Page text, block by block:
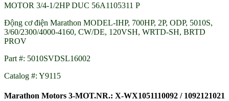
MOTOR 3/4-1/2HP DUC 56A1105311 P
Động cơ điện Marathon MODEL-IHP, 700HP, 2P, ODP, 5010S,
3/60/2300/4000-4160, CW/DE, 120VSH, WRTD-SH, BRTD
PROV
Part #: 5010SVDSL16002
Catalog #: Y9115
Marathon Motors 3-MOT.NR.: X-WX1051110092 / 1092121021